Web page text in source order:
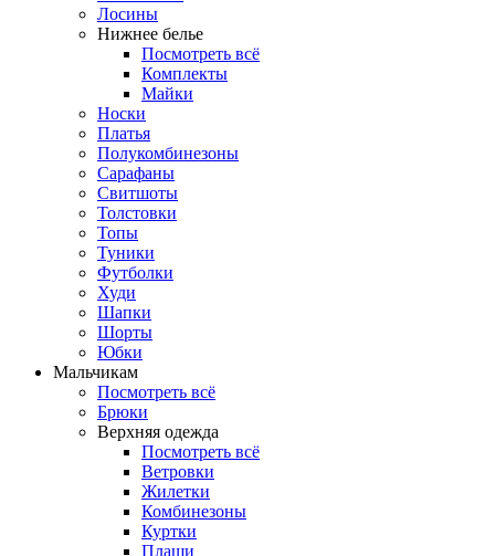
Лосины
Нижнее белье
Посмотреть всё
Комплекты
Майки
Носки
Платья
Полукомбинезоны
Сарафаны
Свитшоты
Толстовки
Топы
Туники
Футболки
Худи
Шапки
Шорты
Юбки
Мальчикам
Посмотреть всё
Брюки
Верхняя одежда
Посмотреть всё
Ветровки
Жилетки
Комбинезоны
Куртки
Плащи